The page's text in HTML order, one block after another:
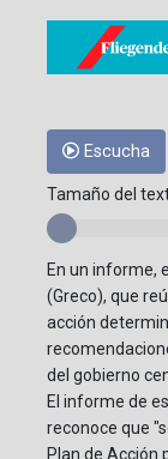
Escucha
Tamaño del
En un informe,
(Greco), que
acción
del gobierno
El informe de
reconoce que
Plan de Acción